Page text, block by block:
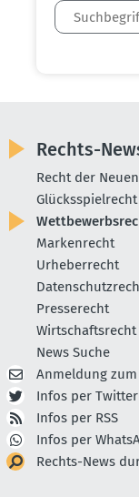
Rechts-
Recht der
Markenrecht
Urheberrecht
Presserecht
Wirtschaftsrecht
News Suche
Anmeldung
Infos per Twitter
Infos per RSS
Infos per
Rechts-News